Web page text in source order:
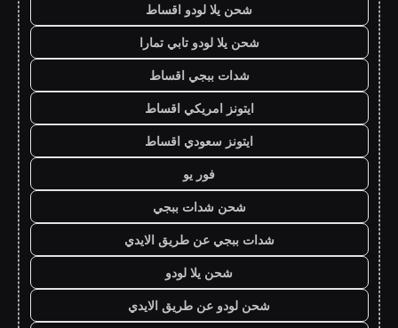
شحن يلا لودو اقساط
شحن يلا لودو تابي تمارا
شدات ببجي اقساط
ايتونز امريكي اقساط
ايتونز سعودي اقساط
فور يو
شحن شدات ببجي
شدات ببجي عن طريق الايدي
شحن يلا لودو
شحن لودو عن طريق الايدي